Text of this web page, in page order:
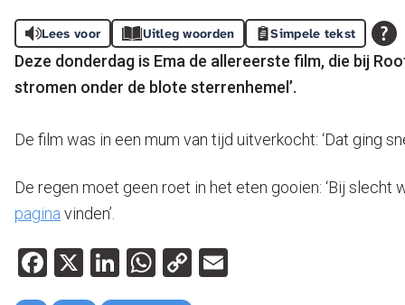
Lees voor Uitleg woorden Simpele tekst
Deze donderdag is Ema de allereerste film, die bij
stromen onder de blote sterrenhemel’.
De film was in een mum van tijd uitverkocht: ‘Dat ging
De regen moet geen roet in het eten gooien: ‘Bij
pagina vinden’.
Facebook
X LinkedIn
WhatsApp
Copy